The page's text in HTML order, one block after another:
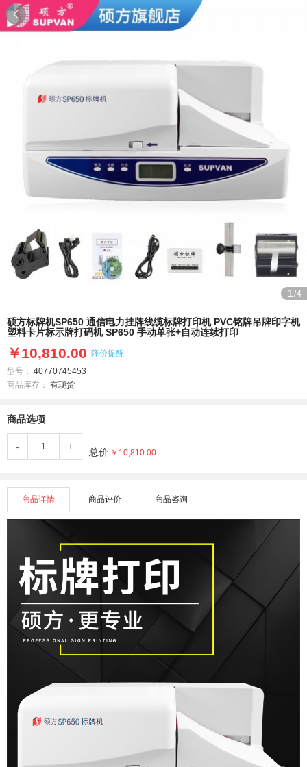

1 /4
硕方标牌机SP650 通信电力挂牌线缆标牌打印机 PVC铭牌吊牌印字机
塑料卡片标示牌打码机 SP650 手动单张+自动连续打印
￥10,810.00 降价提醒
型号： 40770745453
商品库存： 有现货
商品选项
- + 总价 ￥10,810.00
商品详情 商品评价 商品咨询